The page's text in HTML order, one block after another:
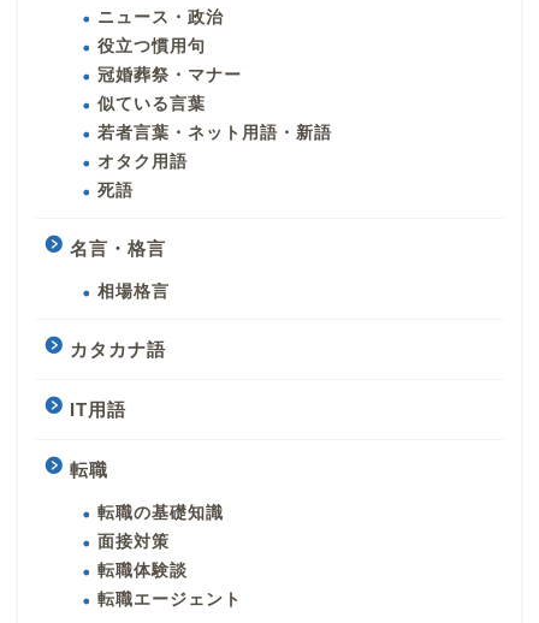
ニュース・政治
役立つ慣用句
冠婚葬祭・マナー
似ている言葉
若者言葉・ネット用語・新語
オタク用語
死語
名言・格言
相場格言
カタカナ語
IT用語
転職
転職の基礎知識
面接対策
転職体験談
転職エージェント